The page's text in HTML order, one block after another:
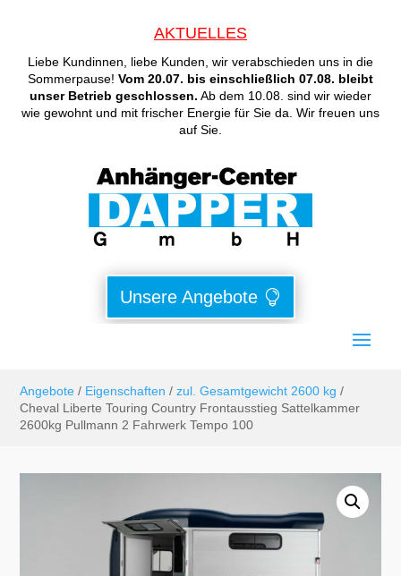
AKTUELLES
Liebe Kundinnen, liebe Kunden, wir verabschieden uns in die
Sommerpause! Vom 20.07. bis einschließlich 07.08. bleibt
unser Betrieb geschlossen. Ab dem 10.08. sind wir wieder
wie gewohnt und mit frischer Energie für Sie da. Wir freuen uns
auf Sie.
Unsere Angebote
Angebote / Eigenschaften /zul. Gesamtgewicht 2600 kg /
Cheval Liberte Touring Country Frontausstieg Sattelkammer
2600kg Pullmann 2 Fahrwerk Tempo 100